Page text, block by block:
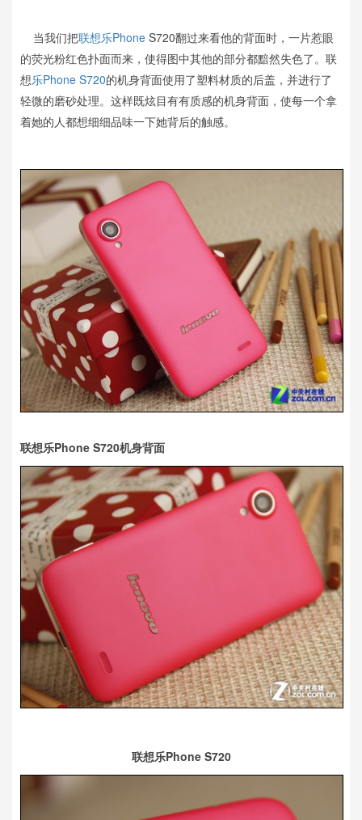
当我们把联想乐Phone S720翻过来看他的背面时，一片惹眼
的荧光粉红色扑面而来，使得图中其他的部分都黯然失色了。联
想乐Phone S720的机身背面使用了塑料材质的后盖，并进行了
轻微的磨砂处理。这样既炫目有有质感的机身背面，使每一个拿
着她的人都想细细品味一下她背后的触感。
联想乐Phone S720机身背面
联想乐Phone S720